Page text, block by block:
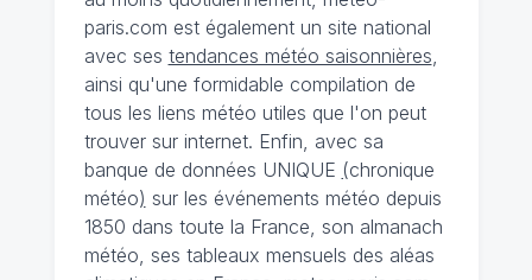
paris.com est également un site national
avec ses tendances météo saisonnières
ainsi qu'une formidable compilation de
tous les liens météo utiles que l'on peut
trouver sur internet. Enfin, avec sa
banque de données UNIQUE (chronique
météo) sur les événements météo depuis
1850 dans toute la France, son almanach
météo, ses tableaux mensuels des aléas